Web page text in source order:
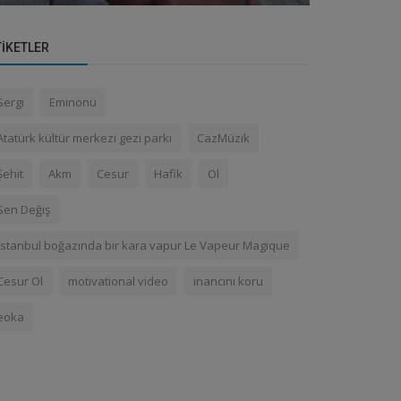
Eminönü
kültür merkezi gezi parkı CazMüzik
Akm Cesur Hafik Ol
Değiş
boğazında bir kara vapur Le Vapeur Magique
Ol motivational video inancını koru